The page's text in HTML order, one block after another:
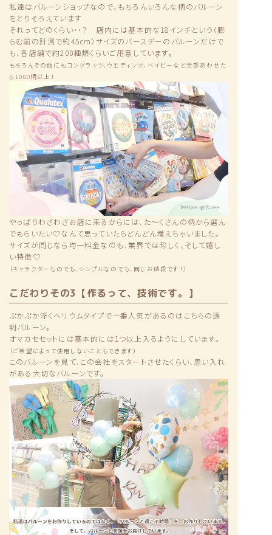
私達はバルーンショップなので、もちろんいろんな柄のバルーン
をとりそろえています
それってどのくらい・・？ 店内には基本的な18インチという（膨
らむ前の計測で約45cm）サイズのバースデーのバルーンだけで
も、各店舗で約200種類くらいご用意しています。
もちろんその他にもコングラッツ、ウエディング、ベイビーなど全部あわせた
ら1000柄以上！
やっぱりわざわざお店に来るからには、た〜くさんの柄から選ん
でもらいたい♡なんて思っていたらどんどん増えちゃいました。
サイズが同じなら均一料金なのも、業界では珍しく、そして嬉し
い特徴♡
（キャラクターものでも、シンプルなのでも、同じお値段です！）
こだわりその3【作るって、技術です。】
ぷかぷか浮くヘリウムタイプで一番人気があるのはこちらの透
明バルーン。
オマカセセットには基本的には1つ以上入るようにしています。
（ご希望によって使用しないこともできます）
このバルーンを見て、この会社をスタートさせたくらい、思い入れ
がある大切なバルーンです。